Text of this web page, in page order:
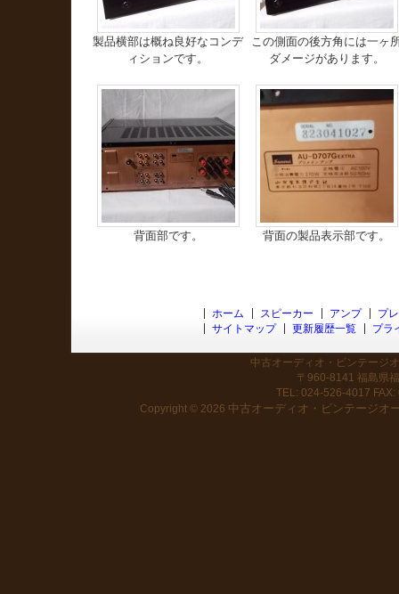
製品横部は概ね良好なコンデ
ィションです。
この側面の後方角には一ヶ
ダメージがあります。
背面部です。 背面の製品表示部です。
ホーム スピーカー アンプ
プ
サイトマップ
更新履歴一覧 プラ
中古オーディオ・ビンテージ
〒960-8141 福島県
TEL: 024-526-4017
Copyright © 2026 中古オーディオ・ビンテージオ